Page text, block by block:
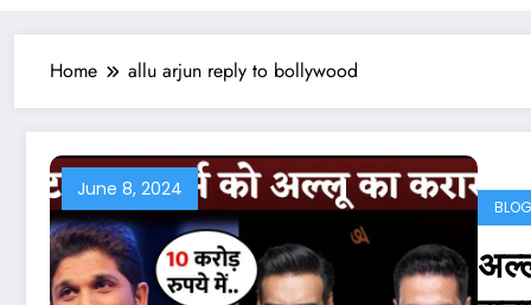
Home allu arjun reply to bollywood
June 8, 2024
BLOG